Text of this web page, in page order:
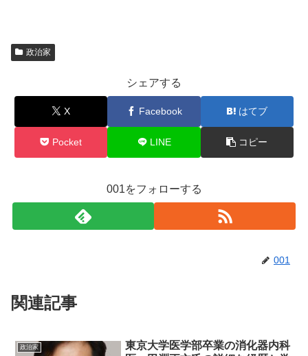
政治家
シェアする
X Facebook はてブ
Pocket LINE コピー
001をフォローする
001
関連記事
政治家
東京大学医学部卒業の消化器内科